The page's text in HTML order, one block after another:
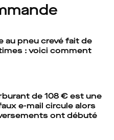
au pneu crevé fait de
: voici comment
de 108 € est une
e-mail circule alors
ont débuté